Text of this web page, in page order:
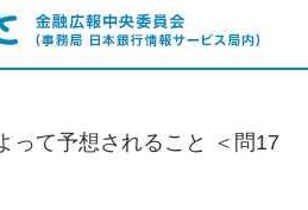
って予想されること ＜問17